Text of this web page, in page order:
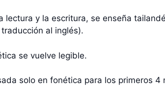
lectura y la escritura, se enseña
al inglés).
se vuelve legible.
solo en fonética para los primeros 4